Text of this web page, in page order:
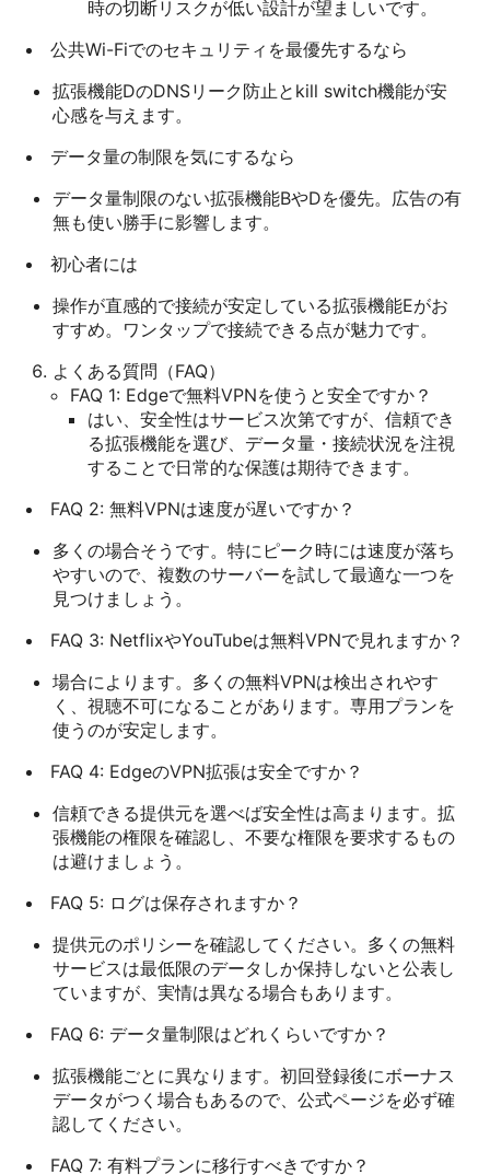
時の切断リスクが低い設計が望ましいです。
公共Wi-Fiでのセキュリティを最優先するなら
拡張機能DのDNSリーク防止とkill switch機能が安
心感を与えます。
データ量の制限を気にするなら
データ量制限のない拡張機能BやDを優先。広告の有
無も使い勝手に影響します。
初心者には
操作が直感的で接続が安定している拡張機能Eがお
すすめ。ワンタップで接続できる点が魅力です。
よくある質問（FAQ）
FAQ 1: Edgeで無料VPNを使うと安全ですか？
はい、安全性はサービス次第ですが、信頼でき
る拡張機能を選び、データ量・接続状況を注視
することで日常的な保護は期待できます。
FAQ 2: 無料VPNは速度が遅いですか？
多くの場合そうです。特にピーク時には速度が落ち
やすいので、複数のサーバーを試して最適な一つを
見つけましょう。
FAQ 3: NetflixやYouTubeは無料VPNで見れますか？
場合によります。多くの無料VPNは検出されやす
く、視聴不可になることがあります。専用プランを
使うのが安定します。
FAQ 4: EdgeのVPN拡張は安全ですか？
信頼できる提供元を選べば安全性は高まります。拡
張機能の権限を確認し、不要な権限を要求するもの
は避けましょう。
FAQ 5: ログは保存されますか？
提供元のポリシーを確認してください。多くの無料
サービスは最低限のデータしか保持しないと公表し
ていますが、実情は異なる場合もあります。
FAQ 6: データ量制限はどれくらいですか？
拡張機能ごとに異なります。初回登録後にボーナス
データがつく場合もあるので、公式ページを必ず確
認してください。
FAQ 7: 有料プランに移行すべきですか？